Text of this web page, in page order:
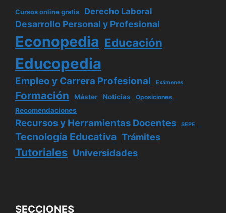
Cursos online gratis Derecho Laboral
Desarrollo Personal y Profesional
Econopedia Educación
Educopedia
Empleo y Carrera Profesional Exámenes
Formación Máster Noticias Oposiciones
Recomendaciones
Recursos y Herramientas Docentes SEPE
Tecnología Educativa Trámites
Tutoriales Universidades
SECCIONES